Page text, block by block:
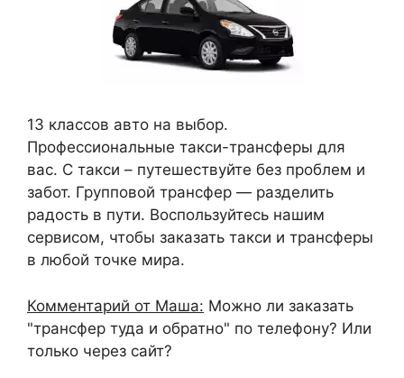
13 классов авто на выбор.
Профессиональные такси-трансферы для
вас. С такси – путешествуйте без проблем и
забот. Групповой трансфер — разделить
радость в пути. Воспользуйтесь нашим
сервисом, чтобы заказать такси и трансферы
в любой точке мира.
Комментарий от Маша: Можно ли заказать
"трансфер туда и обратно" по телефону? Или
только через сайт?